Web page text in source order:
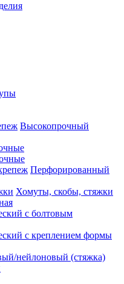
Высокопрочный
Перфорированный
Хомуты, скобы, стяжки
с болтовым
с креплением формы
нейлоновый (стяжка)